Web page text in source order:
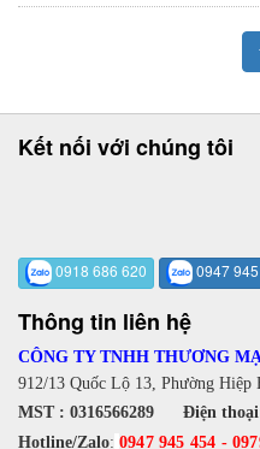
Kết nối với chúng tôi
0918 686 620 0947
Thông tin liên hệ
CÔNG TY TNHH THƯƠNG
912/13 Quốc Lộ 13, Phường
MST : 0316566289 Điện thoại
Hotline/Zalo: 0947 945 454 -